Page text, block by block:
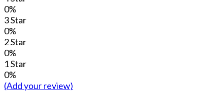
0%
3 Star
0%
2 Star
0%
1 Star
0%
(Add your review)